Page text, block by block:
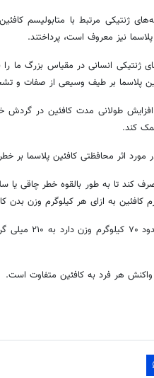
ژنتیکی مرتبط با متابولیسم
نیز معروف است، پرداختند.
ژنتیکی انسانی در مقیاس بزرگ ما
پلاسما بر طیف وسیعی از صفات و
افزایش طولانی مدت کافئین در
کند.
اثر محافظتی کافئین پلاسما بر خطر
کند تا به طور بالقوه خطر چاقی
واکنش هر فرد به کافئین متفاوت است.